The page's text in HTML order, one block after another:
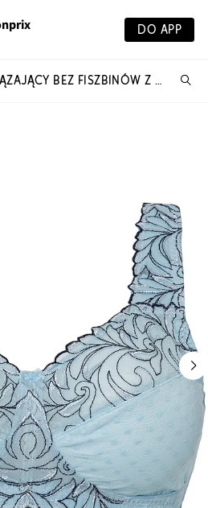
DO APP
BIUSTONOSZ ODCIĄŻAJĄCY BEZ FISZBINÓW Z WYŚCIEŁANYMI RAMIĄCZKAMI